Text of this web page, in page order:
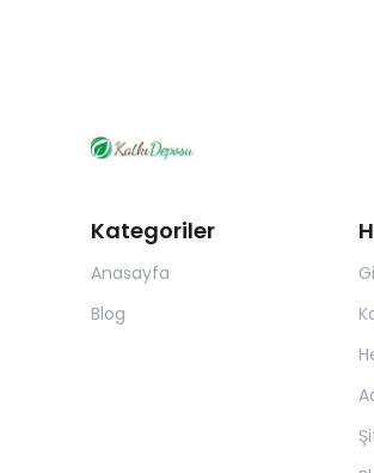
Kategoriler
Anasayfa
Blog